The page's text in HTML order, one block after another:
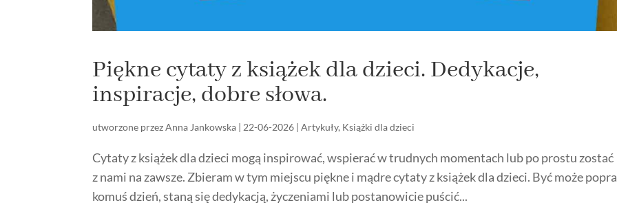
Piękne cytaty z książek dla dzieci. Dedykacje,
inspiracje, dobre słowa.
utworzone przezAnna Jankowska | 22-06-2026 |Artykuły, Książki dla dzieci
Cytaty z książek dla dzieci mogą inspirować, wspierać w trudnych momentach lub po prostu zostać
z nami na zawsze. Zbieram w tym miejscu piękne i mądre cytaty z książek dla dzieci. Być może
komuś dzień, staną się dedykacją, życzeniami lub postanowicie puścić...